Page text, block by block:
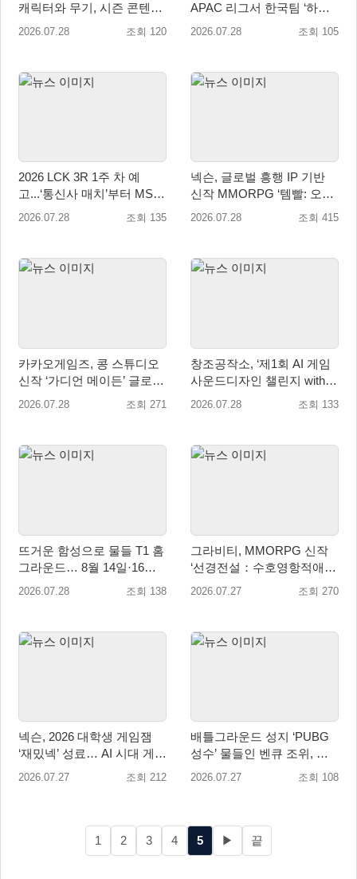
캐릭터와 무기, 시즌 콘텐츠
담은 1.5 업데이트 실시
2026.07.28 조회 120
APAC 리그서 한국팀 ‘하이
부’ 2연승 달성!
2026.07.28 조회 105
2026 LCK 3R 1주 차 예
고...‘통신사 매치’부터 MSI-
EWC 챔피언 맞대결까지
2026.07.28 조회 135
넥슨, 글로벌 흥행 IP 기반
신작 MMORPG ‘템빨: 오버
기어드’ 타이틀명 확정!
2026.07.28 조회 415
카카오게임즈, 콩 스튜디오
신작 ‘가디언 메이든’ 글로벌
퍼블리싱 계약
2026.07.28 조회 271
창조공작소, ‘제1회 AI 게임
사운드디자인 챌린지 with
GXG 2026’ 개최
2026.07.28 조회 133
뜨거운 함성으로 물들 T1 홈
그라운드… 8월 14일·16일
홈 좌석 전석 매진 달성!
2026.07.28 조회 138
그라비티, MMORPG 신작
‘선경전설：수호영항적애2’
중국 판호 획득!
2026.07.27 조회 270
넥슨, 2026 대학생 게임잼
‘재밌넥’ 성료… AI 시대 게임
인재 발굴
2026.07.27 조회 212
배틀그라운드 성지 ‘PUBG
성수’ 물들인 벤큐 조위, 차
세대 XQ 시리즈 런칭 행사
2026.07.27 조회 108
1 2 3 4 5 ▶ 끝